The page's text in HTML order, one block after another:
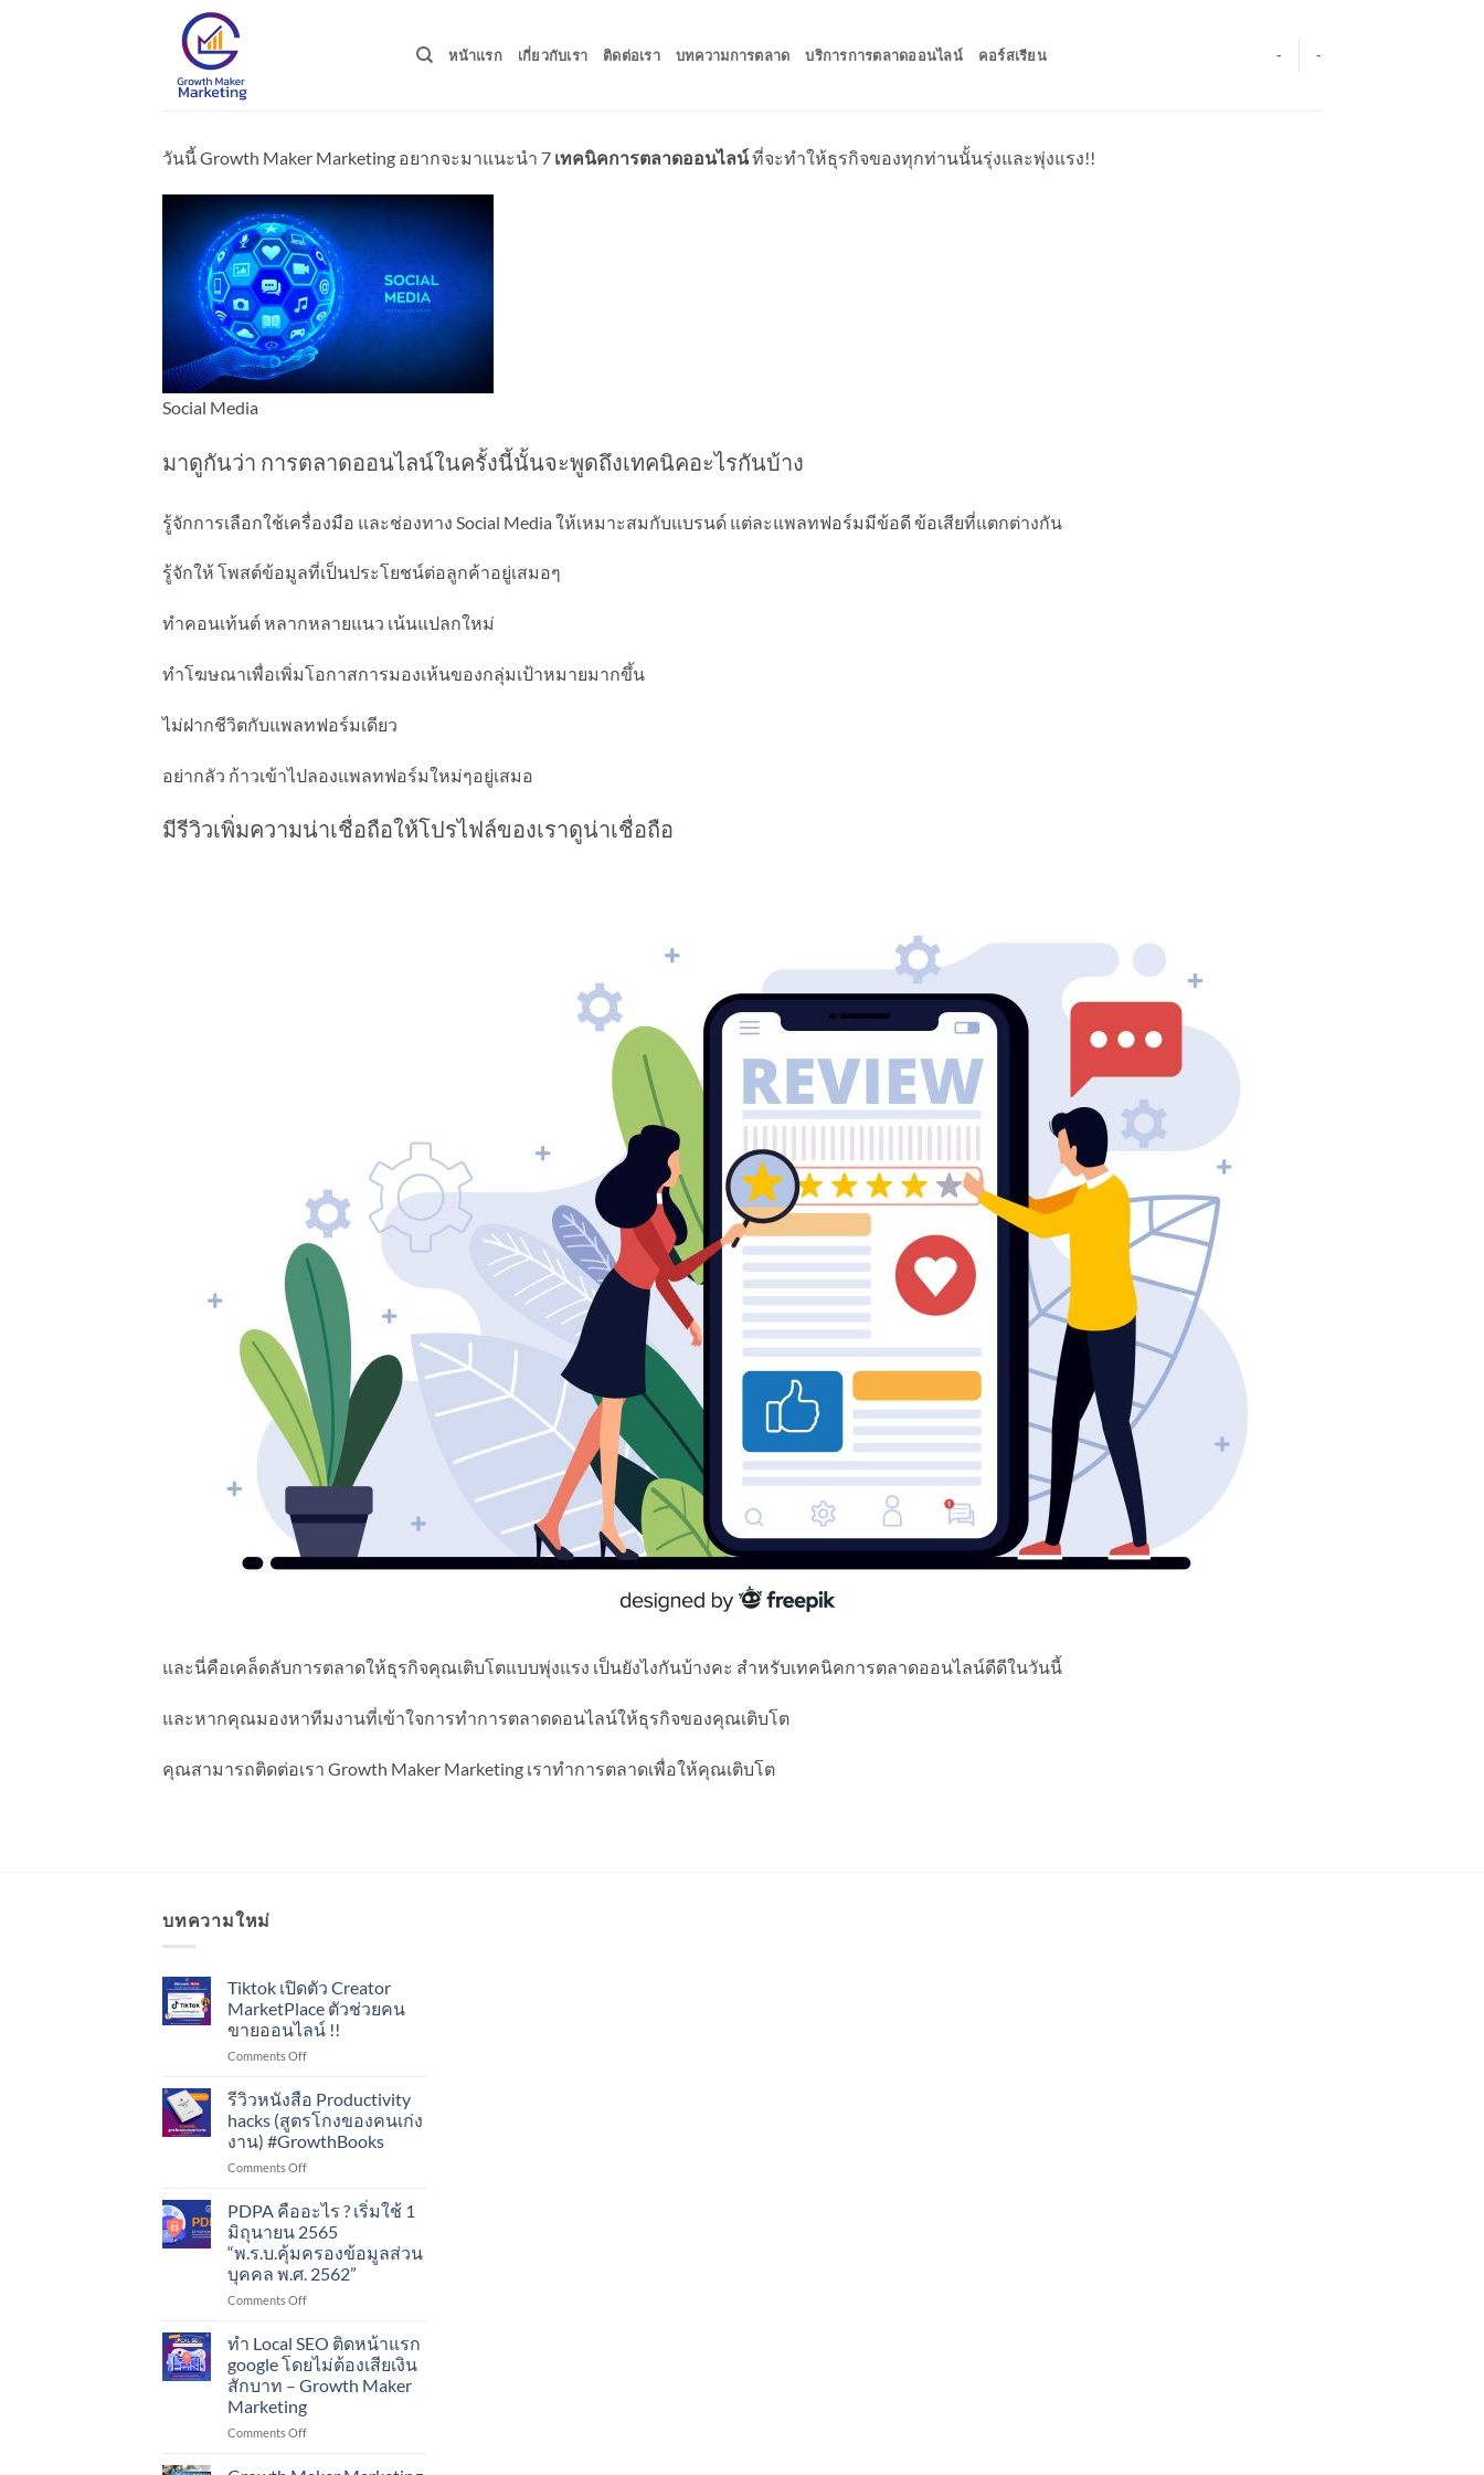
หน้าแรก เกี่ยวกับเรา ติดต่อเรา บทความการตลาด บริการการตลาดออนไลน์ คอร์สเรียน - -
วันนี้ Growth Maker Marketing อยากจะมาแนะนำ 7 เทคนิคการตลาดออนไลน์ที่จะทำให้ธุรกิจของทุกท่านนั้นรุ่งและพุ่งแรง!!
Social Media
มาดูกันว่า การตลาดออนไลน์ในครั้งนี้นั้นจะพูดถึงเทคนิคอะไรกันบ้าง
รู้จักการเลือกใช้เครื่องมือ และช่องทาง Social Media ให้เหมาะสมกับแบรนด์ แต่ละแพลทฟอร์มมีข้อดี ข้อเสียที่แตกต่างกัน
รู้จักให้ โพสต์ข้อมูลที่เป็นประโยชน์ต่อลูกค้าอยู่เสมอๆ
ทำคอนเท้นต์ หลากหลายแนว เน้นแปลกใหม่
ทำโฆษณาเพื่อเพิ่มโอกาสการมองเห้นของกลุ่มเป้าหมายมากขึ้น
ไม่ฝากชีวิตกับแพลทฟอร์มเดียว
อย่ากลัว ก้าวเข้าไปลองแพลทฟอร์มใหม่ๆอยู่เสมอ
มีรีวิวเพิ่มความน่าเชื่อถือให้โปรไฟล์ของเราดูน่าเชื่อถือ
และนี่คือเคล็ดลับการตลาดให้ธุรกิจคุณเติบโตแบบพุ่งแรง เป็นยังไงกันบ้างคะ สำหรับเทคนิคการตลาดออนไลน์ดีดีในวันนี้
และหากคุณมองหาทีมงานที่เข้าใจการทำการตลาดดอนไลน์ให้ธุรกิจของคุณเติบโต
คุณสามารถติดต่อเรา Growth Maker Marketing เราทำการตลาดเพื่อให้คุณเติบโต
บทความใหม่
Tiktok เปิดตัว Creator
MarketPlace ตัวช่วยคน
ขายออนไลน์ !!
Comments Offon
เปิด
ตัว
Creator
MarketPlace
ตัว
คน
ขาย
ออนไลน์
!!
รีวิวหนังสือ Productivity
hacks (สูตรโกงของคนเก่ง
งาน) #GrowthBooks
Comments Offon
หนังสือ
hacks
(สูตร
โกง
ของ
เก่ง
งาน)
#GrowthBooks
PDPA คืออะไร ? เริ่มใช้ 1
มิถุนายน 2565
“พ.ร.บ.คุ้มครองข้อมูลส่วน
บุคคล พ.ศ. 2562”
Comments Offon
คือ
อะไร
?
เริ่ม
ใช้
1
2565
ทำ Local SEO ติดหน้าแรก
google โดยไม่ต้องเสียเงิน
สักบาท – Growth Maker
Marketing
Comments Offon
Local